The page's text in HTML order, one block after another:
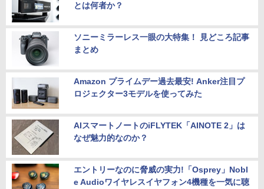
とは何者か？
ソニーミラーレス一眼の大特集！ 見どころ記事
まとめ
Amazon プライムデー過去最安! Anker注目プ
ロジェクター3モデルを使ってみた
AIスマートノートのiFLYTEK「AINOTE 2」は
なぜ魅力的なのか？
エントリーなのに脅威の実力!「Osprey」Nobl
e Audioワイヤレスイヤフォン4機種を一気に聴